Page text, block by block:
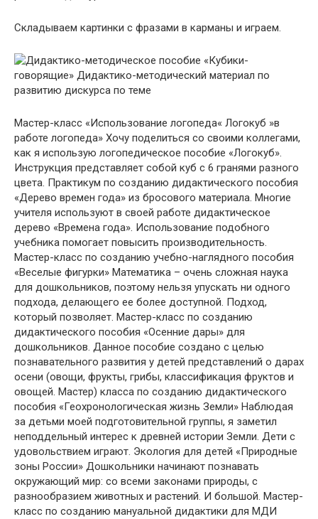
Складываем картинки с фразами в карманы и играем.
Мастер-класс «Использование логопеда« Логокуб »в
работе логопеда» Хочу поделиться со своими коллегами,
как я использую логопедическое пособие «Логокуб».
Инструкция представляет собой куб с 6 гранями разного
цвета. Практикум по созданию дидактического пособия
«Дерево времен года» из бросового материала. Многие
учителя используют в своей работе дидактическое
дерево «Времена года». Использование подобного
учебника помогает повысить производительность.
Мастер-класс по созданию учебно-наглядного пособия
«Веселые фигурки» Математика – очень сложная наука
для дошкольников, поэтому нельзя упускать ни одного
подхода, делающего ее более доступной. Подход,
который позволяет. Мастер-класс по созданию
дидактического пособия «Осенние дары» для
дошкольников. Данное пособие создано с целью
познавательного развития у детей представлений о дарах
осени (овощи, фрукты, грибы, классификация фруктов и
овощей. Мастер) класса по созданию дидактического
пособия «Геохронологическая жизнь Земли» Наблюдая
за детьми моей подготовительной группы, я заметил
неподдельный интерес к древней истории Земли. Дети с
удовольствием играют. Экология для детей «Природные
зоны России» Дошкольники начинают познавать
окружающий мир: со всеми законами природы, с
разнообразием животных и растений. И большой. Мастер-
класс по созданию мануальной дидактики для МДИ